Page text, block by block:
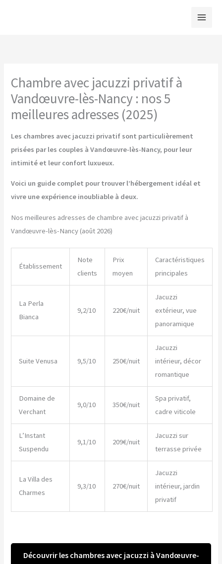
Chambre avec jacuzzi privatif à
Vandœuvre-lès-Nancy : nos 5
meilleures adresses (2025)
Les chambres avec jacuzzi privatif sont particulièrement
prisées par les couples à Vandœuvre-lès-Nancy, pour leur
intimité et leur confort luxueux.
Voici un guide complet pour trouver l’hébergement idéal et
vivre une expérience inoubliable à deux.
Nos meilleures adresses de chambre avec jacuzzi privatif à
Vandœuvre-lès-Nancy (août 2026)
Établissement
Note
clients
Prix
moyen
Caractéristiques
principales
La Perla
Bianca
9,2/10 220€/nuit
Jacuzzi
extérieur, vue
panoramique
Suite Venusa 9,5/10 250€/nuit
Jacuzzi
intérieur, décor
romantique
Domaine de
Verchant
9,0/10 350€/nuit
Spa privatif,
cadre viticole
L’Instant
Suspendu
9,1/10 209€/nuit
Jacuzzi sur
terrasse privée
La Villa des
Charmes
9,3/10 270€/nuit
Jacuzzi
intérieur, jardin
privatif
Découvrir les chambres avec jacuzzi à Vandœuvre-